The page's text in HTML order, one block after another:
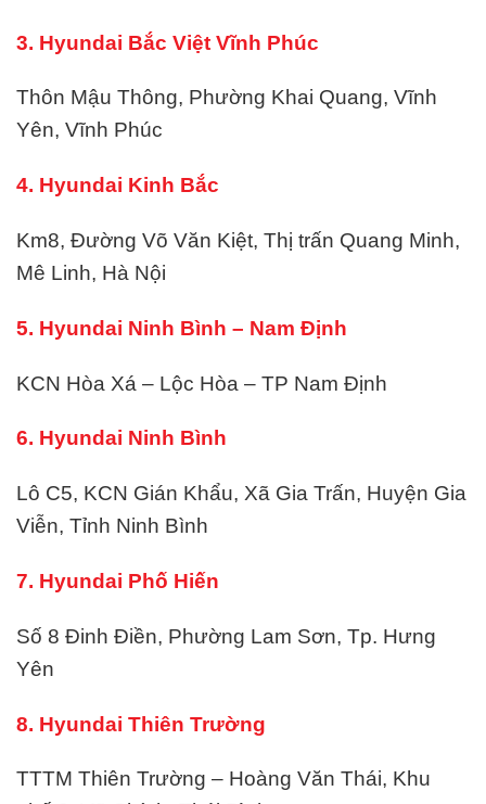
3. Hyundai Bắc Việt Vĩnh Phúc
Thôn Mậu Thông, Phường Khai Quang, Vĩnh
Yên, Vĩnh Phúc
4. Hyundai Kinh Bắc
Km8, Đường Võ Văn Kiệt, Thị trấn Quang Minh,
Mê Linh, Hà Nội
5. Hyundai Ninh Bình – Nam Định
KCN Hòa Xá – Lộc Hòa – TP Nam Định
6. Hyundai Ninh Bình
Lô C5, KCN Gián Khẩu, Xã Gia Trấn, Huyện Gia
Viễn, Tỉnh Ninh Bình
7. Hyundai Phố Hiến
Số 8 Đinh Điền, Phường Lam Sơn, Tp. Hưng
Yên
8. Hyundai Thiên Trường
TTTM Thiên Trường – Hoàng Văn Thái, Khu